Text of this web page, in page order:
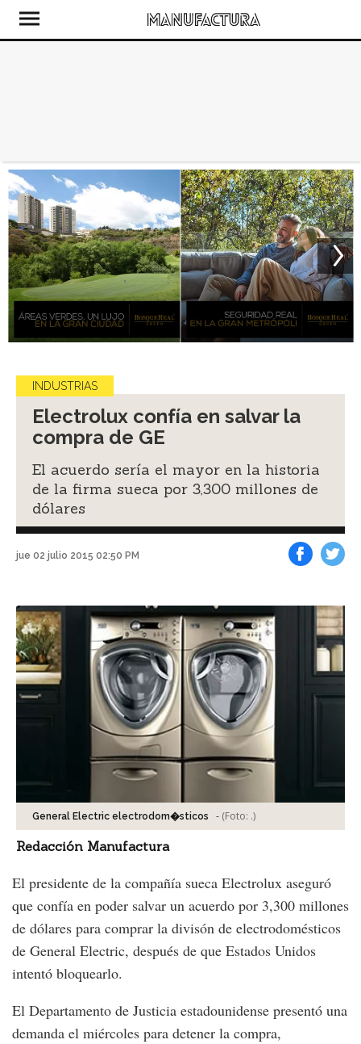
INDUSTRIAS
Electrolux confía en salvar la
compra de GE
El acuerdo sería el mayor en la historia
de la firma sueca por 3,300 millones de
dólares
jue 02 julio 2015 02:50 PM
General Electric electrodom�sticos - (Foto: .)
Redacción Manufactura
El presidente de la compañía sueca Electrolux aseguró
que confía en poder salvar un acuerdo por 3,300 millones
de dólares para comprar la divisón de electrodomésticos
de General Electric, después de que Estados Unidos
intentó bloquearlo.
El Departamento de Justicia estadounidense presentó una
demanda el miércoles para detener la compra,